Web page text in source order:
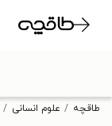
طاقچه علوم انسانی